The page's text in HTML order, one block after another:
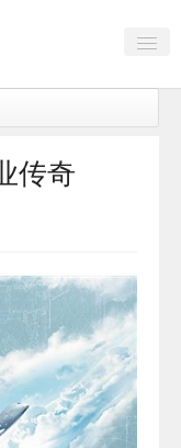
传奇